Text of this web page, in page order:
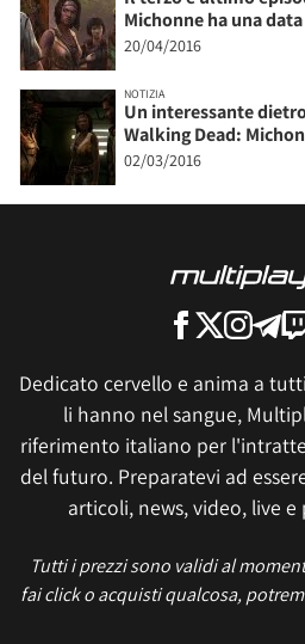
Michonne ha una data
20/04/2016
NOTIZIA
Un interessante
Walking Dead:
02/03/2016
Dedicato cervello e anima a
li hanno nel sangue,
riferimento italiano per
del futuro. Preparatevi ad
articoli, news, video, live
Tutti i prezzi sono validi al
fai click o acquisti qualcosa,